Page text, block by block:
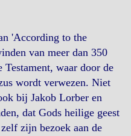
'According to the
van meer dan 350
Testament, waar door de
wordt verwezen. Niet
bij Jakob Lorber en
dat Gods heilige geest
zijn bezoek aan de